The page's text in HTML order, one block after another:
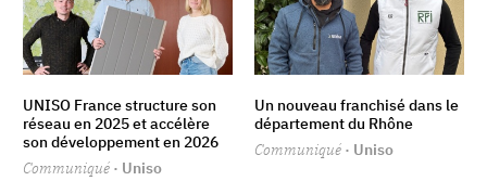
UNISO France structure son
réseau en 2025 et accélère
son développement en 2026
Communiqué · Uniso
Un nouveau franchisé dans le
département du Rhône
Communiqué · Uniso